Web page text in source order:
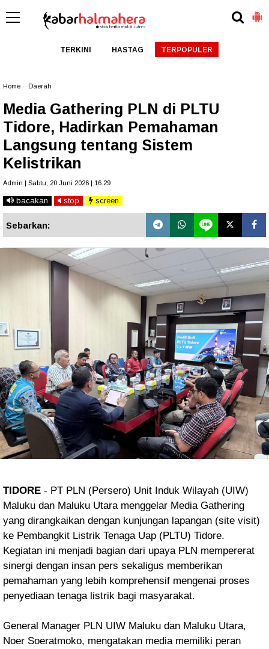
TERKINI HASTAG TERPOPULER
Home Daerah
Media Gathering PLN di PLTU
Tidore, Hadirkan Pemahaman
Langsung tentang Sistem
Kelistrikan
Admin | Sabtu, 20 Juni 2026 | 16.29
bacakan stop screen
Sebarkan:
TIDORE - PT PLN (Persero) Unit Induk Wilayah (UIW)
Maluku dan Maluku Utara menggelar Media Gathering
yang dirangkaikan dengan kunjungan lapangan (site visit)
ke Pembangkit Listrik Tenaga Uap (PLTU) Tidore.
Kegiatan ini menjadi bagian dari upaya PLN mempererat
sinergi dengan insan pers sekaligus memberikan
pemahaman yang lebih komprehensif mengenai proses
penyediaan tenaga listrik bagi masyarakat.
General Manager PLN UIW Maluku dan Maluku Utara,
Noer Soeratmoko, mengatakan media memiliki peran